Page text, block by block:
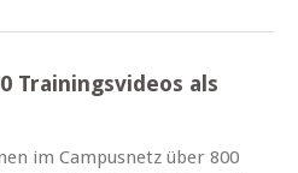
Trainingsvideos als
im Campusnetz über 800